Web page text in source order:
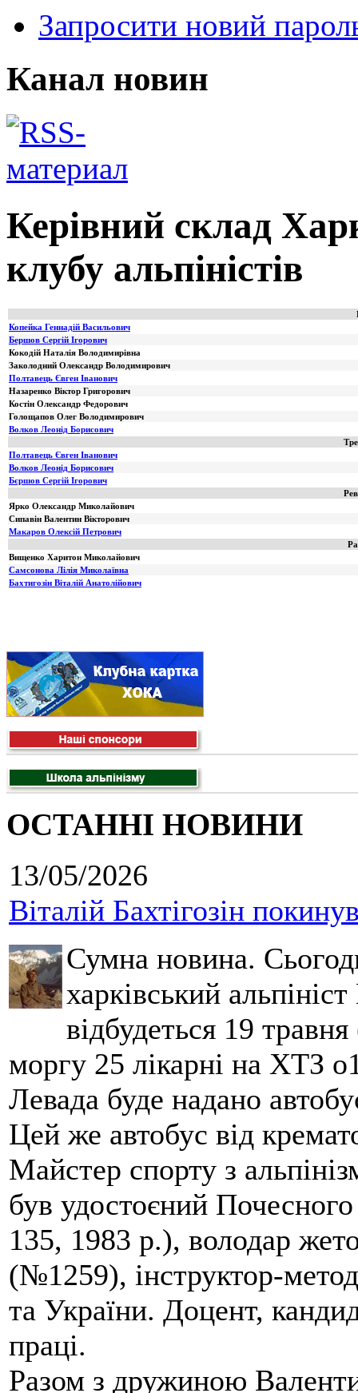
Запросити новий
Канал новин
Керівний склад
клубу альпіністів
Копейка Геннадій Васильович
Бершов Сергій Ігорович
Кокодій Наталія Володимирівна
Заколодний Олександр Володимирович
Полтавець Євген Іванович
Назаренко Віктор Григорович
Костін Олександр Федорович
Голощапов Олег Володимирович
Волков Леонід Борисович
Полтавець Євген Іванович
Волков Леонід Борисович
Бєршов Сергій Ігорович
Ярко Олександр Миколайович
Сипавін Валентин Вікторович
Макаров Олексій Петрович
Вищенко Харитон Миколайович
Самсонова Лілія Миколаївна
Бахтигозін Віталій Анатолійович
ОСТАННІ НОВИНИ
13/05/2026
Віталій Бахтігозін
Сумна новина.
харківський
відбудеться 19
моргу 25 лікарні на ХТЗ
Левада буде надано
Цей же автобус від
Майстер спорту з
був удостоєний
135, 1983 р.), володар
(№1259), інструктор-
та України. Доцент,
праці.
Разом з дружиною